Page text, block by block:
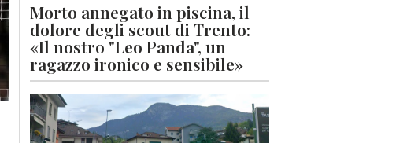
Morto annegato in piscina, il
dolore degli scout di Trento:
«Il nostro "Leo Panda", un
ragazzo ironico e sensibile»